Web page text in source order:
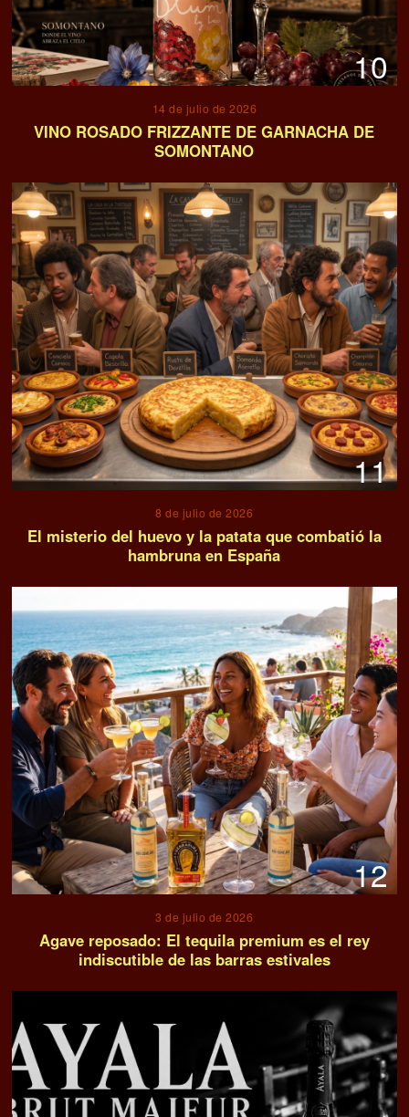
10
14 de julio de 2026
VINO ROSADO FRIZZANTE DE GARNACHA DE
SOMONTANO
11
8 de julio de 2026
El misterio del huevo y la patata que combatió la
hambruna en España
12
3 de julio de 2026
Agave reposado: El tequila premium es el rey
indiscutible de las barras estivales